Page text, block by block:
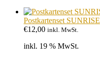
Postkartenset SUNRISE
€12,00 inkl. MwSt.
inkl. 19 % MwSt.